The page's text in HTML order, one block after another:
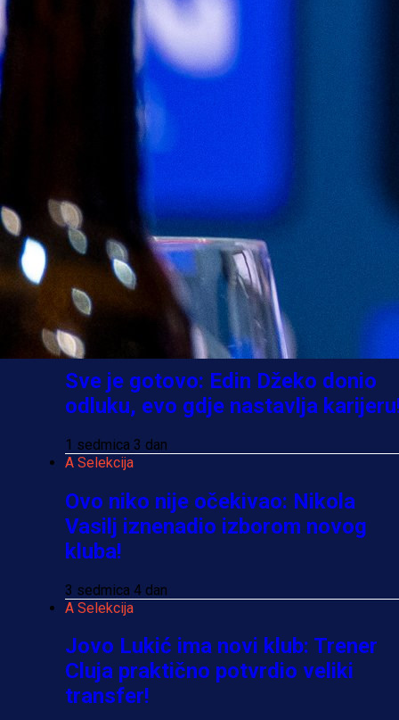
Najnovije
A Selekcija
UEFA kaznila BiH: Navijači neće
moći pratiti Zmajeve u Poljskoj i
Rumuniji!
4 sedmica 16 h
A Selekcija
Sve je gotovo: Edin Džeko donio
odluku, evo gdje nastavlja
1 sedmica 3 dan
A Selekcija
Ovo niko nije očekivao: Nikola
Vasilj iznenadio izborom novog
kluba!
3 sedmica 4 dan
A Selekcija
Jovo Lukić ima novi klub: Trener
Cluja praktično potvrdio veliki
transfer!